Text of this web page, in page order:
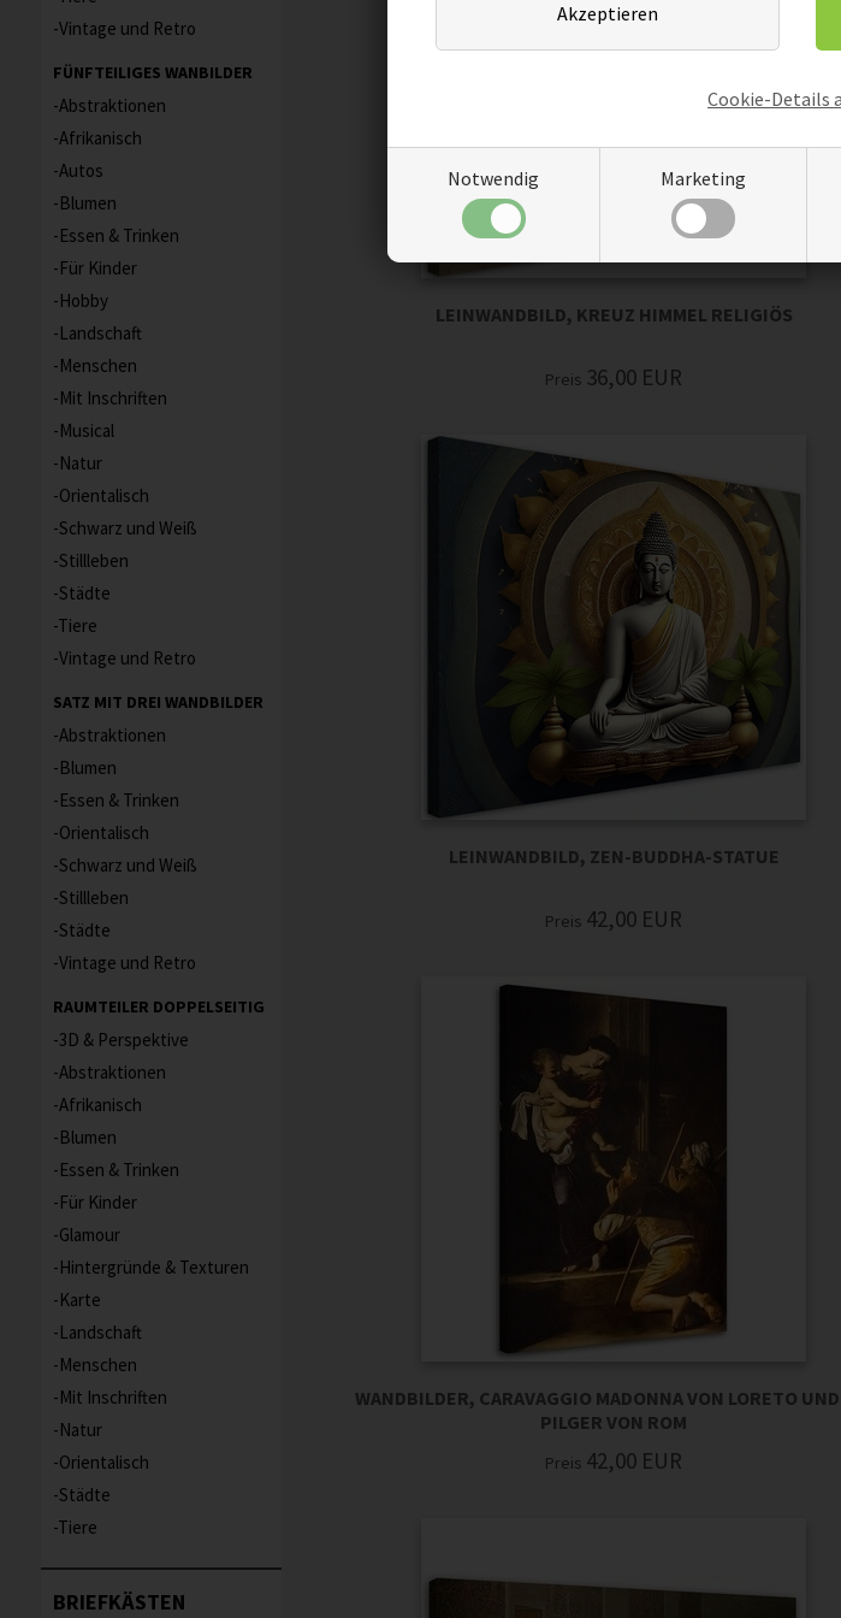
Notwendig Marketing
Cookie-Details
Vintage und Retro
FÜNFTEILIGES WANBILDER
Abstraktionen
Afrikanisch
Autos
Blumen
Essen & Trinken
Für Kinder
Hobby
Landschaft
Menschen
Mit Inschriften
Musical
Natur
Orientalisch
Schwarz und Weiß
Stillleben
Städte
Tiere
Vintage und Retro
SATZ MIT DREI WANDBILDER
Abstraktionen
Blumen
Essen & Trinken
Orientalisch
Schwarz und Weiß
Stillleben
Städte
Vintage und Retro
RAUMTEILER DOPPELSEITIG
3D & Perspektive
Abstraktionen
Afrikanisch
Blumen
Essen & Trinken
Für Kinder
Glamour
Hintergründe & Texturen
Karte
Landschaft
Menschen
Mit Inschriften
Natur
Orientalisch
Städte
Tiere
BRIEFKÄSTEN
LEINWANDBILD, KREUZ HIMMEL RELIGIÖS
Preis 36,00 EUR
LEINWANDBILD, ZEN-BUDDHA-STATUE
Preis 42,00 EUR
WANDBILDER, CARAVAGGIO MADONNA VON LORETO
PILGER VON ROM
Preis 42,00 EUR